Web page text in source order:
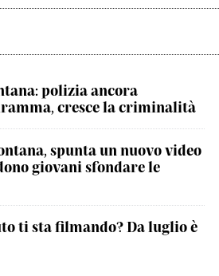
polizia ancora
cresce la criminalità
spunta un nuovo video
giovani sfondare le
ti sta filmando? Da luglio è